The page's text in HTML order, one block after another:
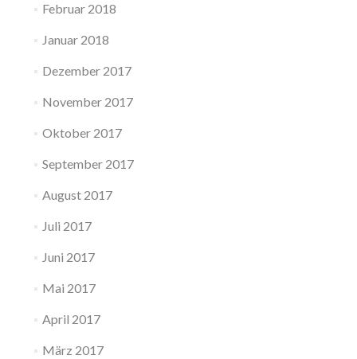
Februar 2018
Januar 2018
Dezember 2017
November 2017
Oktober 2017
September 2017
August 2017
Juli 2017
Juni 2017
Mai 2017
April 2017
März 2017